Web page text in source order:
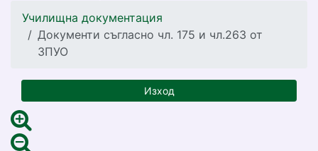
Училищна документация
Документи съгласно чл. 175 и чл.263 от
ЗПУО
Изход